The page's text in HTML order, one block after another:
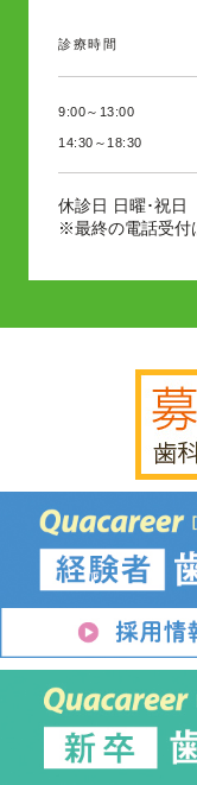
診療時間
9:00～13:00
14:30～18:30
休診日 日曜･祝日
※最終の電話受付